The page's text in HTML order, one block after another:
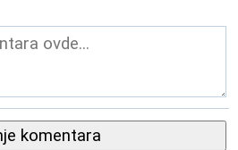
komentara